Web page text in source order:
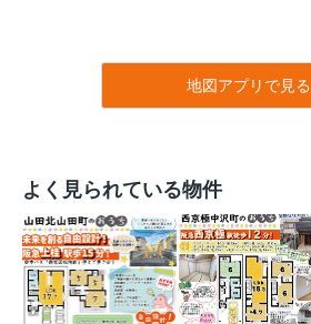
地図アプリで見る
よく見られている物件